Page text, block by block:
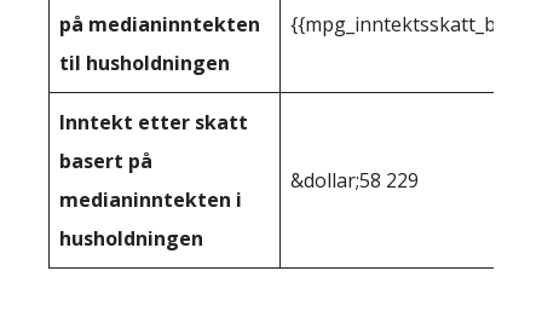
på medianinntekten
til husholdningen
Inntekt etter skatt
basert på
medianinntekten i
husholdningen
&dollar;58 229